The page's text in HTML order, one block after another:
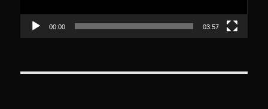
00:00 03:57